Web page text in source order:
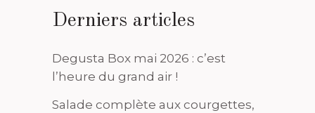
Derniers articles
Degusta Box mai 2026 : c’est
l’heure du grand air !
Salade complète aux courgettes,